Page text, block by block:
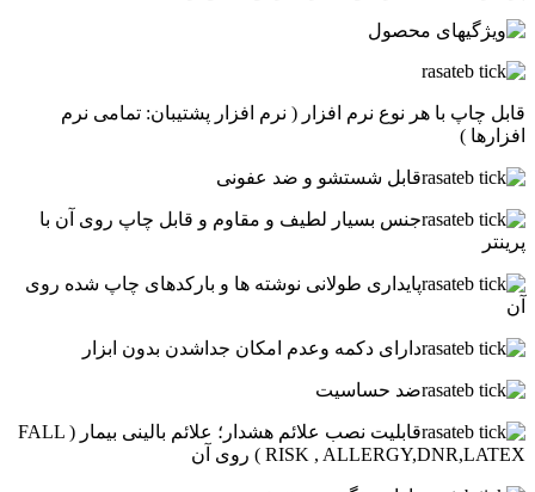
قابل چاپ با هر نوع نرم افزار ( نرم افزار پشتیبان: تمامی نرم
افزارها )
قابل شستشو و ضد عفونی
جنس بسیار لطیف و مقاوم و قابل چاپ روی آن با
پرینتر
پایداری طولانی نوشته ها و بارکدهای چاپ شده روی
آن
دارای دکمه وعدم امکان جداشدن بدون ابزار
ضد حساسیت
قابلیت نصب علائم هشدار؛ علائم بالینی بیمار ( FALL
RISK , ALLERGY,DNR,LATEX ) روی آن